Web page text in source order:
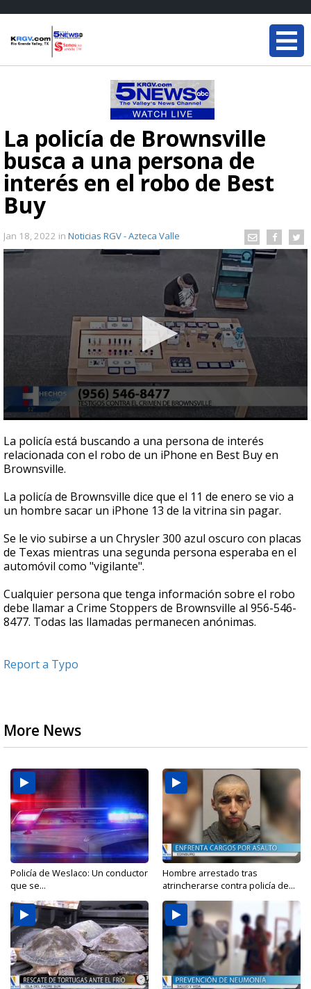
La policía de Brownsville
busca a una persona de
interés en el robo de Best
Buy
Jan 18, 2022 in Noticias RGV - Azteca Valle
seconds
of
37
seconds
La policía está buscando a una persona de interés
relacionada con el robo de un iPhone en Best Buy en
Brownsville.
La policía de Brownsville dice que el 11 de enero se vio a
un hombre sacar un iPhone 13 de la vitrina sin pagar.
Se le vio subirse a un Chrysler 300 azul oscuro con placas
de Texas mientras una segunda persona esperaba en el
automóvil como "vigilante".
Cualquier persona que tenga información sobre el robo
debe llamar a Crime Stoppers de Brownsville al 956-546-
8477. Todas las llamadas permanecen anónimas.
Report a Typo
More News
Policía de Weslaco: Un conductor
que se...
Hombre arrestado tras
atrincherarse contra policía de...